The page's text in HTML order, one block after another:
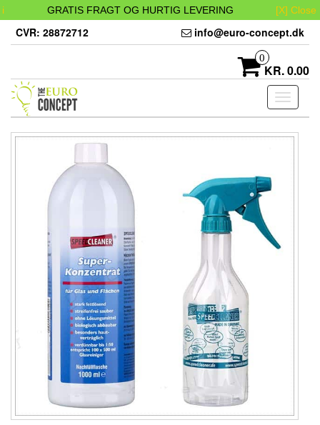
i GRATIS FRAGT OG HURTIG LEVERING [X] Close
SkipCVR: 28872712 info@euro-concept.dk
0
KR. 0.00
Toggle